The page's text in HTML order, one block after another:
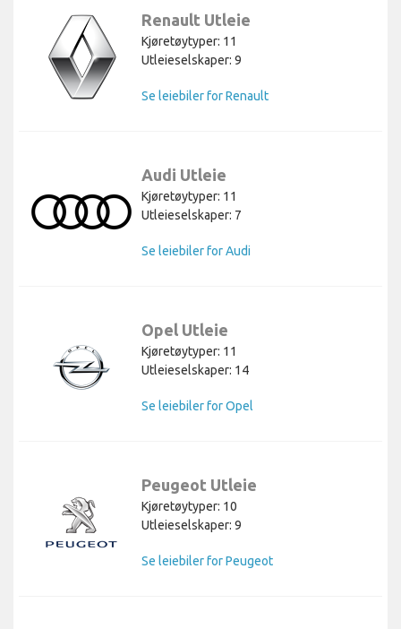
Renault Utleie
Kjøretøytyper: 11
Utleieselskaper: 9
Se leiebiler for Renault
Audi Utleie
Kjøretøytyper: 11
Utleieselskaper: 7
Se leiebiler for Audi
Opel Utleie
Kjøretøytyper: 11
Utleieselskaper: 14
Se leiebiler for Opel
Peugeot Utleie
Kjøretøytyper: 10
Utleieselskaper: 9
Se leiebiler for Peugeot